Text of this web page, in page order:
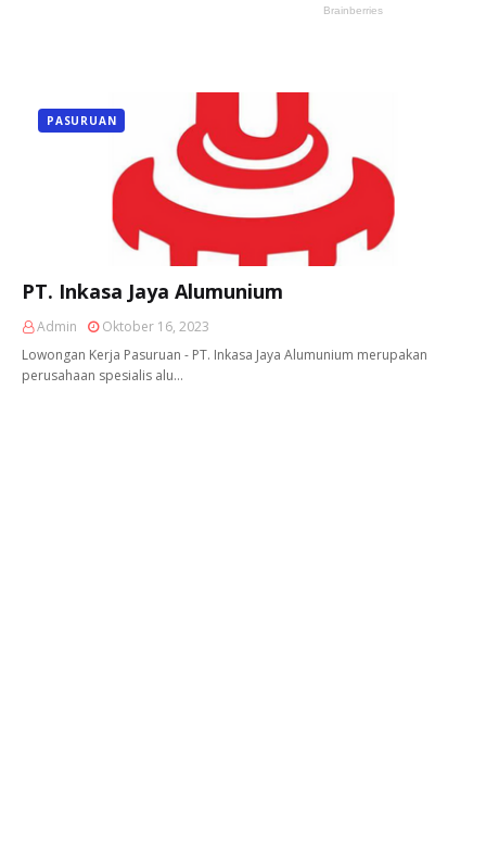
PASURUAN
PT. Inkasa Jaya Alumunium
Admin
Oktober 16, 2023
Lowongan Kerja Pasuruan - PT. Inkasa Jaya Alumunium merupakan
perusahaan spesialis alu…